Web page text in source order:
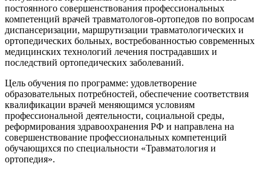
постоянного совершенствования профессиональных
компетенций врачей травматологов-ортопедов по вопросам
диспансеризации, маршрутизации травматологических и
ортопедических больных, востребованностью современных
медицинских технологий лечения пострадавших и
последствий ортопедических заболеваний.
Цель обучения по программе: удовлетворение
образовательных потребностей, обеспечение соответствия
квалификации врачей меняющимся условиям
профессиональной деятельности, социальной среды,
реформирования здравоохранения РФ и направлена на
совершенствование профессиональных компетенций
обучающихся по специальности «Травматология и
ортопедия».